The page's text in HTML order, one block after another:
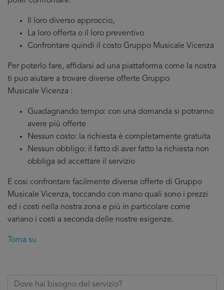
Il loro diverso approccio,
La loro offerta o il loro preventivo
Confrontare quindi il costo Gruppo Musicale Vicenza
Per poterlo fare, affidarsi ad una piattaforma come la nostra
ti puo aiutare a trovare diverse offerte Gruppo
Musicale Vicenza :
Guadagnando tempo: con una domanda si potranno
avere più offerte
Nessun costo: la richiesta è completamente gratuita
Nessun obbligo: il fatto di aver fatto la richiesta non
obbliga ad accettare il servizio
E cosi confrontare facilmente diverse offerte di Gruppo
Musicale Vicenza, toccando con mano quali sono i prezzi
ed i costi nella nostra zona e più in particolare come
variano i costi a seconda delle nostre esigenze.
Torna su